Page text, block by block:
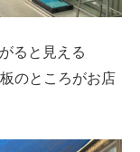
ると見える
のところがお店